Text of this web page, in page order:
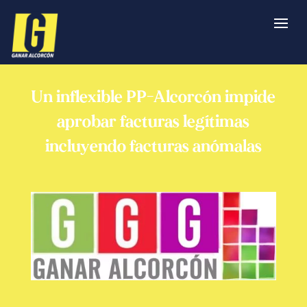
Un inflexible PP-Alcorcón impide
aprobar facturas legítimas
incluyendo facturas anómalas